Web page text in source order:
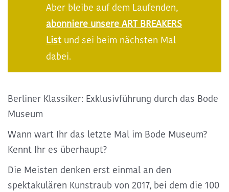
Vergangene ART BREAKS
Kontakt
Aber bleibe auf dem Laufenden,
abonniere unsere ART BREAKERS
Listund sei beim nächsten Mal
dabei.
Berliner Klassiker: Exklusivführung durch das Bode
Museum
Wann wart Ihr das letzte Mal im Bode Museum?
Kennt Ihr es überhaupt?
Die Meisten denken erst einmal an den
spektakulären Kunstraub von 2017, bei dem die 100